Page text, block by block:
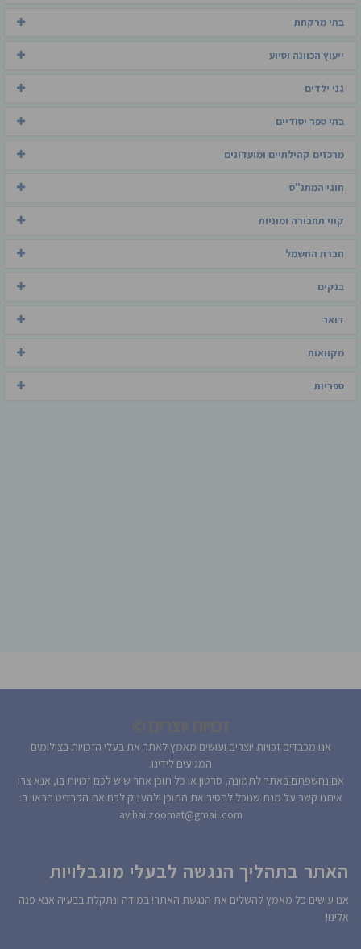
בתי מרקחת
ייעוץ הכוונה וסיוע
גני ילדים
בתי ספר יסודיים
מרכזים קהילתיים ומועדונים
חוגי המתנ"ס
קווי תחבורה ומוניות
חברת החשמל
בנקים
דואר
מקוואות
ספריות
אנו מכבדים זכויות יוצרים ועושים מאמץ לאתר את בעלי הזכויות בצילומים
המגיעים לידינו.
אם נחשפתם באתר לתמונה, סרטון או כל תוכן אחר שיש לכם זכויות בו, אנא צרו
איתנו קשר על מנת שנוכל להסיר את התוכן ולהעניק לכם את הקרדיט הראוי ב:
avihai.zoomat@gmail.com
האתר בתהליך הנגשה לבעלי מוגבלויות
אנו עושים כל מאמץ להשלים את הנגשת האתר! במידה ונתקלת בבעיה אנא פנה
אלינו!